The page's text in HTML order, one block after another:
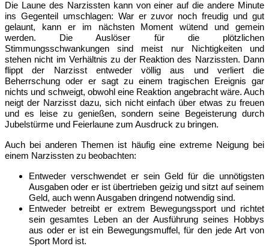
Die Laune des Narzissten kann von einer auf die andere Minute
ins Gegenteil umschlagen: War er zuvor noch freudig und gut
gelaunt, kann er im nächsten Moment wütend und gemein
werden. Die Auslöser für die plötzlichen
Stimmungsschwankungen sind meist nur Nichtigkeiten und
stehen nicht im Verhältnis zu der Reaktion des Narzissten. Dann
flippt der Narzisst entweder völlig aus und verliert die
Beherrschung oder er sagt zu einem tragischen Ereignis gar
nichts und schweigt, obwohl eine Reaktion angebracht wäre. Auch
neigt der Narzisst dazu, sich nicht einfach über etwas zu freuen
und es leise zu genießen, sondern seine Begeisterung durch
Jubelstürme und Feierlaune zum Ausdruck zu bringen.
Auch bei anderen Themen ist häufig eine extreme Neigung bei
einem Narzissten zu beobachten:
Entweder verschwendet er sein Geld für die unnötigsten
Ausgaben oder er ist übertrieben geizig und sitzt auf seinem
Geld, auch wenn Ausgaben dringend notwendig sind.
Entweder betreibt er extrem Bewegungssport und richtet
sein gesamtes Leben an der Ausführung seines Hobbys
aus oder er ist ein Bewegungsmuffel, für den jede Art von
Sport Mord ist.